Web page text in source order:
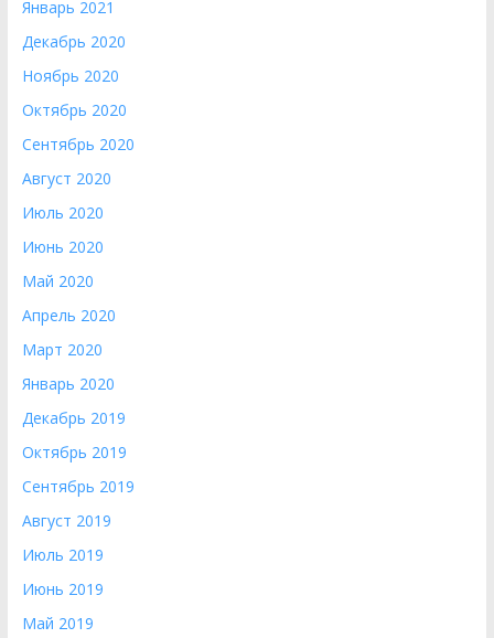
Январь 2021
Декабрь 2020
Ноябрь 2020
Октябрь 2020
Сентябрь 2020
Август 2020
Июль 2020
Июнь 2020
Май 2020
Апрель 2020
Март 2020
Январь 2020
Декабрь 2019
Октябрь 2019
Сентябрь 2019
Август 2019
Июль 2019
Июнь 2019
Май 2019